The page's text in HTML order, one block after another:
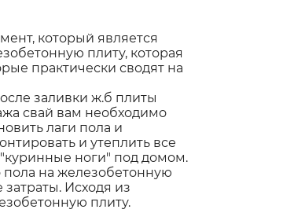
который является
плиту, которая
практически сводят на
заливки ж.б плиты
свай вам необходимо
лаги пола и
и утеплить все
ноги" под домом.
пола на железобетонную
Исходя из
плиту.